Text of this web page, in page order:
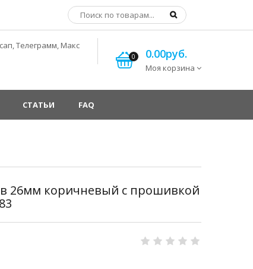
Телеграмм, Макс
0 0.00руб.
Моя корзина
СТАТЬИ FAQ
26мм коричневый с прошивкой